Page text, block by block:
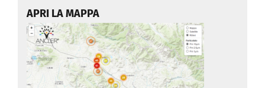
APRI LA MAPPA